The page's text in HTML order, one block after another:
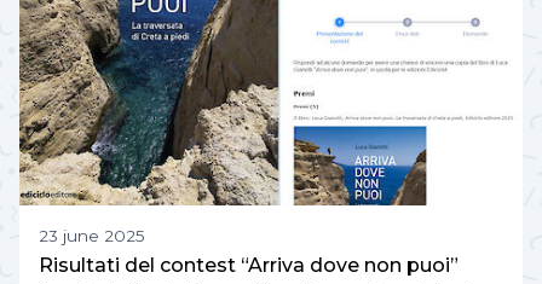
23 june 2025
Risultati del contest “Arriva dove non puoi”